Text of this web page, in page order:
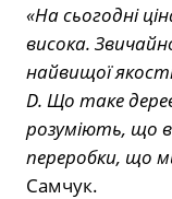
«На сьогодні
висока.
найвищої
D. Що таке
розуміють, що
переробки, що
Самчук.